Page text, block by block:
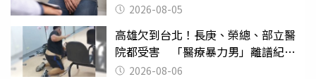
2026-08-05
高雄欠到台北！長庚、榮總、部立醫
院都受害 「醫療暴力男」離譜紀錄
曝光2026-08-06